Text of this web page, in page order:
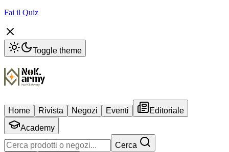
Fai il Quiz
Toggle theme
Home Rivista Negozi Eventi
Editoriale
Academy
Cerca